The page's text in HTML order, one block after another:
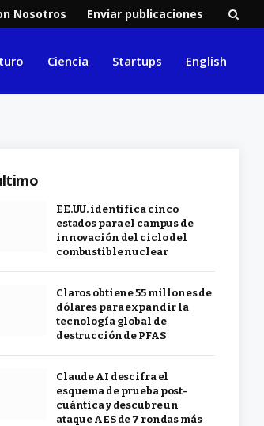
Nosotros Enviar publicaciones
Ciencia Startups English
EE.UU. identifica cinco
estados para el campus de
innovación del ciclo del
combustible nuclear
Claros obtiene 55 millones de
dólares para expandir la
tecnología global de
destrucción de PFAS
Claude AI descifra el
esquema de prueba post-
cuántica y descubre un
ataque AES de 7 rondas más